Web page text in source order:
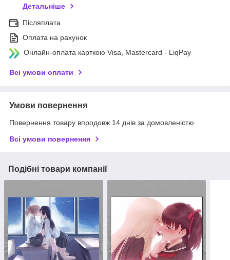
Детальніше
Післяплата
Оплата на рахунок
Онлайн-оплата карткою Visa, Mastercard - LiqPay
Всі умови оплати
Умови повернення
Повернення товару впродовж 14 днів за домовленістю
Всі умови повернення
Подібні товари компанії